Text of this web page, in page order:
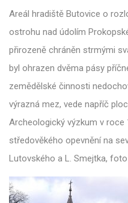
Areál hradiště Butovice o
ostrohu nad údolím
přirozeně chráněn strmými
byl ohrazen dvěma pásy
zemědělské činnosti
výrazná mez, vede napříč
Archeologický výzkum v roce
středověkého opevnění na
Lutovského a L. Smejtka, foto